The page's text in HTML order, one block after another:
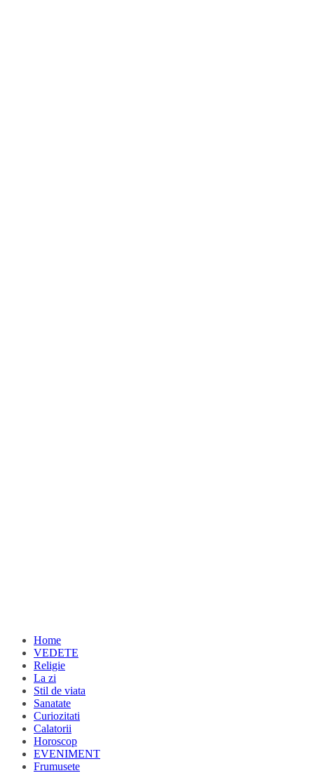
Home
VEDETE
Religie
La zi
Stil de viata
Sanatate
Curiozitati
Calatorii
Horoscop
EVENIMENT
Frumusete